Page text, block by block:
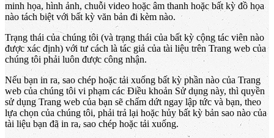
minh họa, hình ảnh, chuỗi video hoặc âm thanh hoặc bất kỳ đồ họa
nào tách biệt với bất kỳ văn bản đi kèm nào.
Trạng thái của chúng tôi (và trạng thái của bất kỳ cộng tác viên nào
được xác định) với tư cách là tác giả của tài liệu trên Trang web của
chúng tôi phải luôn được công nhận.
Nếu bạn in ra, sao chép hoặc tải xuống bất kỳ phần nào của Trang
web của chúng tôi vi phạm các Điều khoản Sử dụng này, thì quyền
sử dụng Trang web của bạn sẽ chấm dứt ngay lập tức và bạn, theo
lựa chọn của chúng tôi, phải trả lại hoặc hủy bất kỳ bản sao nào của
tài liệu bạn đã in ra, sao chép hoặc tải xuống.